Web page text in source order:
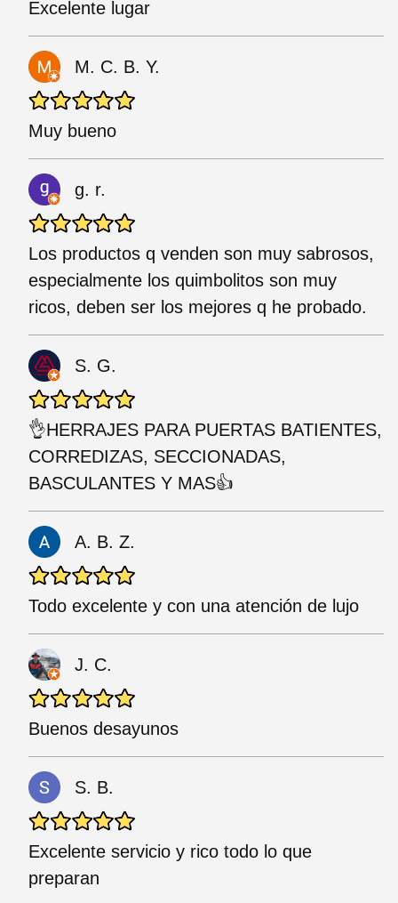
Excelente lugar
M. C. B. Y.
Muy bueno
g. r.
Los productos q venden son muy sabrosos,
especialmente los quimbolitos son muy
ricos, deben ser los mejores q he probado.
S. G.
👌HERRAJES PARA PUERTAS BATIENTES,
CORREDIZAS, SECCIONADAS,
BASCULANTES Y MAS👍
A. B. Z.
Todo excelente y con una atención de lujo
J. C.
Buenos desayunos
S. B.
Excelente servicio y rico todo lo que
preparan